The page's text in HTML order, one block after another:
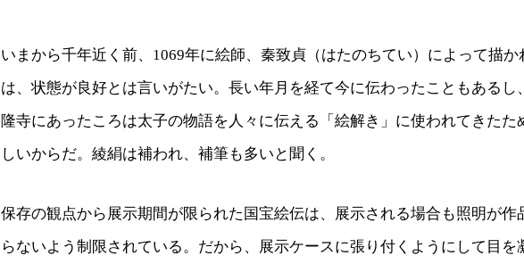
いまから千年近く前、1069年に絵師、秦致貞（はたのちてい）によって描か
は、状態が良好とは言いがたい。長い年月を経て今に伝わったこともあるし
隆寺にあったころは太子の物語を人々に伝える「絵解き」に使われてきたた
しいからだ。綾絹は補われ、補筆も多いと聞く。
保存の観点から展示期間が限られた国宝絵伝は、展示される場合も照明が作
らないよう制限されている。だから、展示ケースに張り付くようにして目を